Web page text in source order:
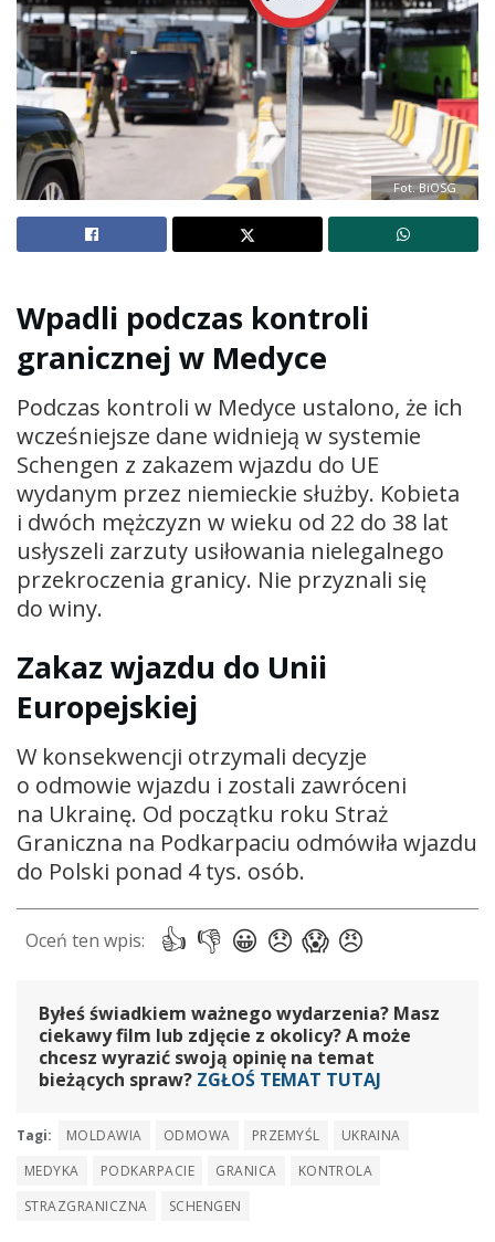
Fot. BiOSG
Wpadli podczas kontroli
granicznej w Medyce
Podczas kontroli w Medyce ustalono, że ich
wcześniejsze dane widnieją w systemie
Schengen z zakazem wjazdu do UE
wydanym przez niemieckie służby. Kobieta
i dwóch mężczyzn w wieku od 22 do 38 lat
usłyszeli zarzuty usiłowania nielegalnego
przekroczenia granicy. Nie przyznali się
do winy.
Zakaz wjazdu do Unii
Europejskiej
W konsekwencji otrzymali decyzje
o odmowie wjazdu i zostali zawróceni
na Ukrainę. Od początku roku Straż
Graniczna na Podkarpaciu odmówiła wjazdu
do Polski ponad 4 tys. osób.
Byłeś świadkiem ważnego wydarzenia? Masz
ciekawy film lub zdjęcie z okolicy? A może
chcesz wyrazić swoją opinię na temat
bieżących spraw? ZGŁOŚ TEMAT TUTAJ
Tagi: MOLDAWIA ODMOWA PRZEMYŚL
UKRAINA
MEDYKA
PODKARPACIE GRANICA
KONTROLA
STRAZGRANICZNA
SCHENGEN